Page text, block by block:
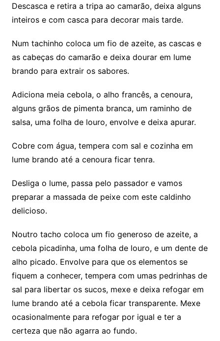
Descasca e retira a tripa ao camarão, deixa alguns
inteiros e com casca para decorar mais tarde.
Num tachinho coloca um fio de azeite, as cascas e
as cabeças do camarão e deixa dourar em lume
brando para extrair os sabores.
Adiciona meia cebola, o alho francês, a cenoura,
alguns grãos de pimenta branca, um raminho de
salsa, uma folha de louro, envolve e deixa apurar.
Cobre com água, tempera com sal e cozinha em
lume brando até a cenoura ficar tenra.
Desliga o lume, passa pelo passador e vamos
preparar a massada de peixe com este caldinho
delicioso.
Noutro tacho coloca um fio generoso de azeite, a
cebola picadinha, uma folha de louro, e um dente de
alho picado. Envolve para que os elementos se
fiquem a conhecer, tempera com umas pedrinhas de
sal para libertar os sucos, mexe e deixa refogar em
lume brando até a cebola ficar transparente. Mexe
ocasionalmente para refogar por igual e ter a
certeza que não agarra ao fundo.